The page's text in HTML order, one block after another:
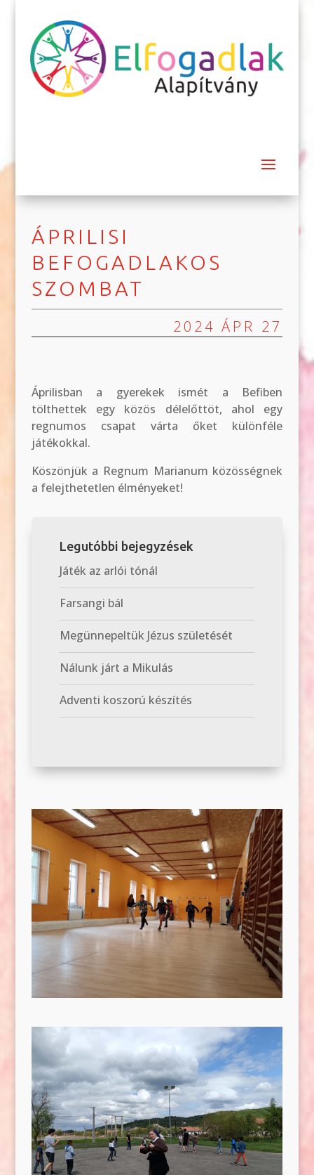
ÁPRILISI
BEFOGADLAKOS
SZOMBAT
2024 ÁPR 27
Áprilisban a gyerekek ismét a Befiben
tölthettek egy közös délelőttöt, ahol egy
regnumos csapat várta őket különféle
játékokkal.
Köszönjük a Regnum Marianum közösségnek
a felejthetetlen élményeket!
Legutóbbi bejegyzések
Játék az arlói tónál
Farsangi bál
Megünnepeltük Jézus születését
Nálunk járt a Mikulás
Adventi koszorú készítés